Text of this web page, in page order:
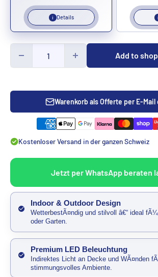
i Details i
Add to
Warenkorb als Offerte per E-Mail
Kostenloser Versand in der ganzen Schweiz
Jetzt per WhatsApp beraten
Indoor & Outdoor Design
WetterbestÃ¤ndig und stilvoll â€“ ideal
oder Garten.
Premium LED Beleuchtung
Indirektes Licht an Decke und WÃ¤nden
stimmungsvolles Ambiente.